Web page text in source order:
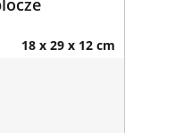
18 x 29 x 12 cm